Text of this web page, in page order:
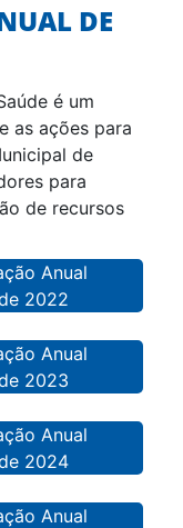
DE
é um
as ações para
de
para
de recursos
Anual
2022
Anual
2023
Anual
2024
Anual